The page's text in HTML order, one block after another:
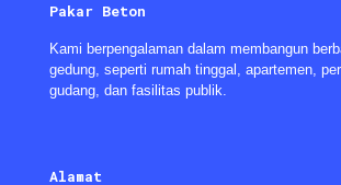
Pakar Beton
Kami berpengalaman dalam membangun
gedung, seperti rumah tinggal, apartemen,
gudang, dan fasilitas publik.
Alamat